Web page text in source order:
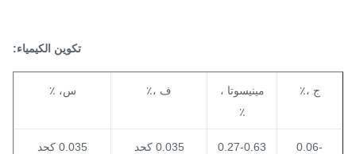
تكوين الكيمياء:
مينيسوتا ،
س، ٪
0.27-0.63
0.035 كحد
0.035 كحد